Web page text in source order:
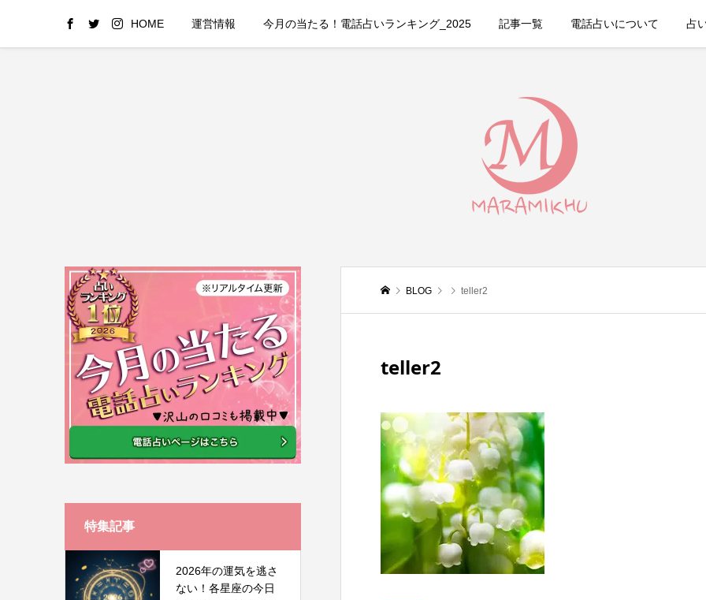
HOME 運営情報 今月の当たる！電話占いランキング_2025 記事一覧 電話占いについて 占
BLOG teller2
teller2
特集記事
2026年の運気を逃さ
ない！各星座の今日